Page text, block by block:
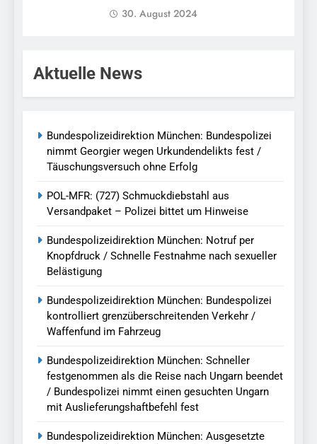
30. August 2024
Aktuelle News
Bundespolizeidirektion München: Bundespolizei
nimmt Georgier wegen Urkundendelikts fest /
Täuschungsversuch ohne Erfolg
POL-MFR: (727) Schmuckdiebstahl aus
Versandpaket – Polizei bittet um Hinweise
Bundespolizeidirektion München: Notruf per
Knopfdruck / Schnelle Festnahme nach sexueller
Belästigung
Bundespolizeidirektion München: Bundespolizei
kontrolliert grenzüberschreitenden Verkehr /
Waffenfund im Fahrzeug
Bundespolizeidirektion München: Schneller
festgenommen als die Reise nach Ungarn beendet
/ Bundespolizei nimmt einen gesuchten Ungarn
mit Auslieferungshaftbefehl fest
Bundespolizeidirektion München: Ausgesetzte